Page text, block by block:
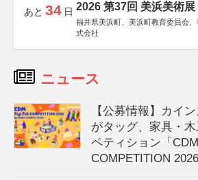
あと 34 日 2026 第37回 美浜美術展
福井県美浜町、美浜町教育委員会
式会社
ニュース
【公募情報】カイ
がタッグ、家具・
ペティション「
COMPETITION